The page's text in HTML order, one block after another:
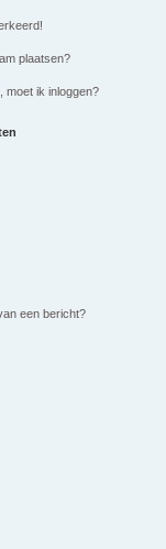
plaatsen?
moet ik inloggen?
een bericht?